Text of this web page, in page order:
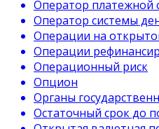
Оператор платежной
Оператор системы
Операции на
Операции
Операционный риск
Опцион
Органы
Остаточный срок до